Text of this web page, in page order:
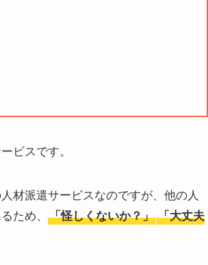
ビスです。
材派遣サービスなのですが、他の人
ため、
「怪しくないか？」 「大丈夫